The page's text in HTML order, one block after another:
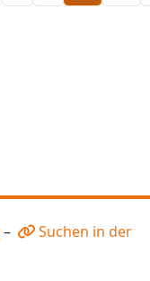
–
Suchen in der